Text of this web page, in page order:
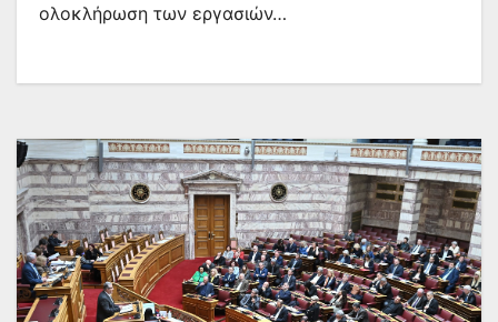
ολοκλήρωση των εργασιών…